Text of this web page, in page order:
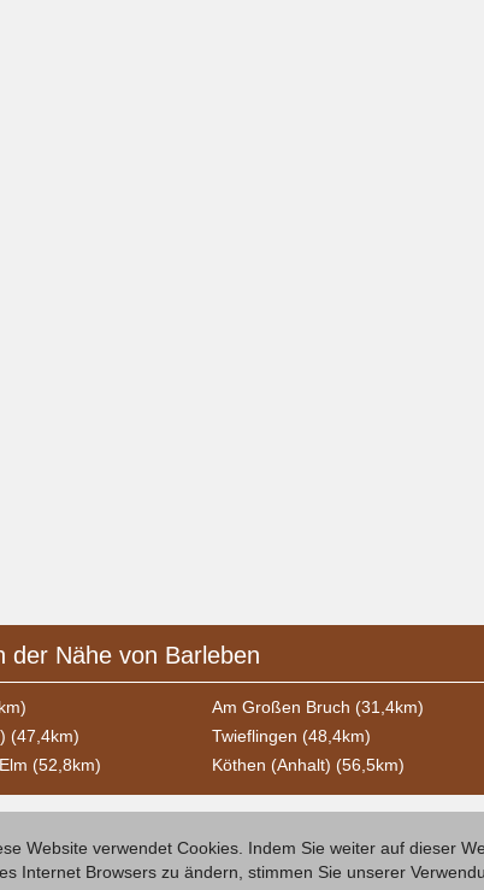
der Nähe von Barleben
Am Großen Bruch (31,4km)
(47,4km)
Twieflingen (48,4km)
(52,8km)
Köthen (Anhalt) (56,5km)
Website verwendet Cookies. Indem Sie weiter auf dieser
Internet Browsers zu ändern, stimmen Sie unserer